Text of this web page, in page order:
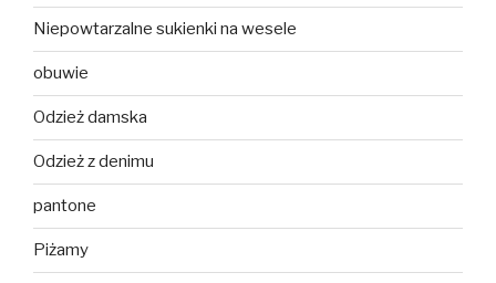
Niepowtarzalne sukienki na wesele
obuwie
Odzież damska
Odzież z denimu
pantone
Piżamy